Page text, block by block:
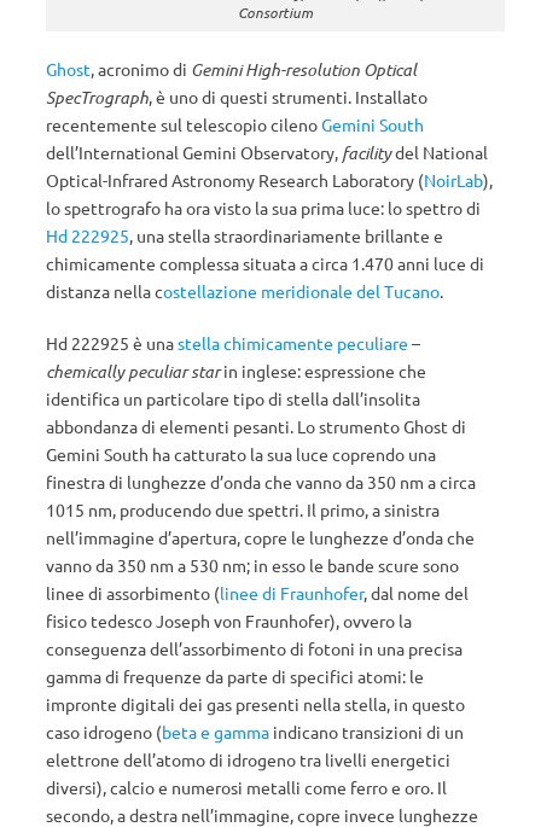
Consortium
Ghost, acronimo di Gemini High-resolution Optical
SpecTrograph, è uno di questi strumenti. Installato
recentemente sul telescopio cilenoGemini South
dell’International Gemini Observatory, facilitydel National
Optical-Infrared Astronomy Research Laboratory (NoirLab),
lo spettrografo ha ora visto la sua prima luce: lo spettro di
Hd 222925, una stella straordinariamente brillante e
chimicamente complessa situata a circa 1.470 anni luce di
distanza nella costellazione meridionale del Tucano.
Hd 222925 è unastella chimicamente peculiare –
chemically peculiar starin inglese: espressione che
identifica un particolare tipo di stella dall’insolita
abbondanza di elementi pesanti. Lo strumento Ghost di
Gemini South ha catturato la sua luce coprendo una
finestra di lunghezze d’onda che vanno da 350 nm a circa
1015 nm, producendo due spettri. Il primo, a sinistra
nell’immagine d’apertura, copre le lunghezze d’onda che
vanno da 350 nm a 530 nm; in esso le bande scure sono
linee di assorbimento (linee di Fraunhofer, dal nome del
fisico tedesco Joseph von Fraunhofer), ovvero la
conseguenza dell’assorbimento di fotoni in una precisa
gamma di frequenze da parte di specifici atomi: le
impronte digitali dei gas presenti nella stella, in questo
caso idrogeno (beta e gamma indicano transizioni di un
elettrone dell’atomo di idrogeno tra livelli energetici
diversi), calcio e numerosi metalli come ferro e oro. Il
secondo, a destra nell’immagine, copre invece lunghezze